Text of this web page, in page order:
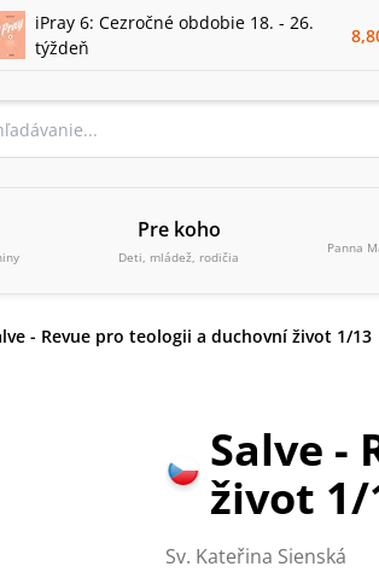
iPray 6: Cezročné obdobie 18. - 26.
týždeň
Pre koho
Deti, mládež, rodičia
Panna
- Revue pro teologii a duchovní život 1/13
Salve -
život 1/
Sv. Kateřina Sienská